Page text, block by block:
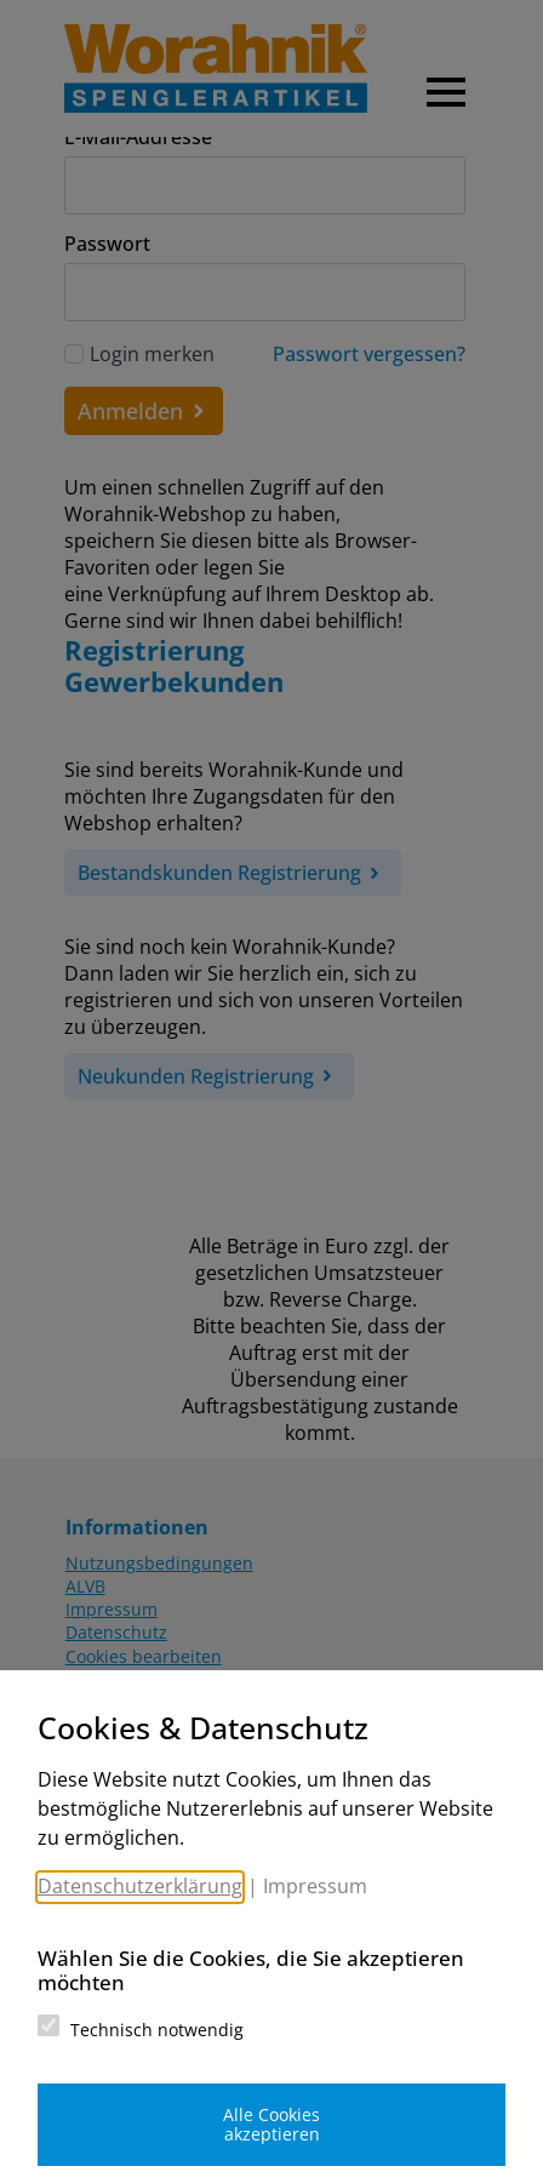
Anmeldung
E-Mail-Addresse
Passwort
Login merken Passwort vergessen?
Anmelden
Um einen schnellen Zugriff auf den
Worahnik-Webshop zu haben,
speichern Sie diesen bitte als Browser-
Favoriten oder legen Sie
eine Verknüpfung auf Ihrem Desktop ab.
Gerne sind wir Ihnen dabei behilflich!
Registrierung
Gewerbekunden
Sie sind bereits Worahnik-Kunde und
möchten Ihre Zugangsdaten für den
Webshop erhalten?
Bestandskunden Registrierung
Sie sind noch kein Worahnik-Kunde?
Dann laden wir Sie herzlich ein, sich zu
registrieren und sich von unseren Vorteilen
zu überzeugen.
Neukunden Registrierung
Alle Beträge in Euro zzgl. der
gesetzlichen Umsatzsteuer
bzw. Reverse Charge.
Bitte beachten Sie, dass der
Auftrag erst mit der
Übersendung einer
Auftragsbestätigung zustande
kommt.
Informationen
Nutzungsbedingungen
ALVB
Impressum
Datenschutz
Cookies bearbeiten
Aktionsbedingungen
www.worahnik.at
Zentrale Köttlach
Michael Worahnik GmbH
Spenglerartikel
Industriestraße 90, Köttlach
Filiale Wien
Spenglerartikel
Cookies & Datenschutz
Diese Website nutzt Cookies, um Ihnen das
bestmögliche Nutzererlebnis auf unserer Website
zu ermöglichen.
Datenschutzerklärung | Impressum
Wählen Sie die Cookies, die Sie akzeptieren
möchten
Technisch notwendig
Alle Cookies
akzeptieren